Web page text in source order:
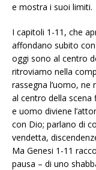
e mostra i suoi limiti.
I capitoli 1-11, che
affondano subito
oggi sono al centro
ritroviamo nella
rassegna l’uomo,
al centro della
e uomo diviene
con Dio; parlano di
vendetta,
Ma Genesi 1-11
pausa – di uno